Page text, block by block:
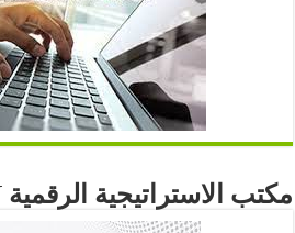
مكتب الاستراتيجية الرقمية BSN